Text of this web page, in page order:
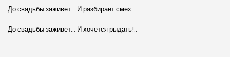
До свадьбы заживет… И разбирает смех.
До свадьбы заживет… И хочется рыдать!..